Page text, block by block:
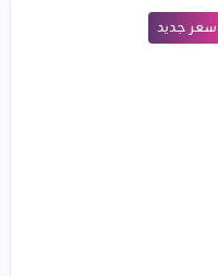
سعر جديد